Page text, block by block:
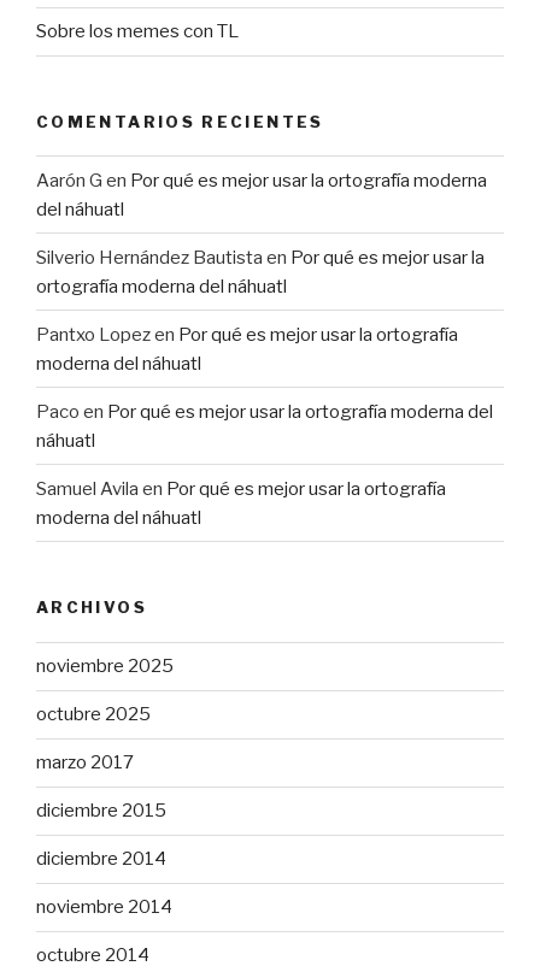
Sobre los memes con TL
COMENTARIOS RECIENTES
Aarón G en Por qué es mejor usar la ortografía moderna
del náhuatl
Silverio Hernández Bautista en Por qué es mejor usar la
ortografía moderna del náhuatl
Pantxo Lopezen Por qué es mejor usar la ortografía
moderna del náhuatl
Paco en Por qué es mejor usar la ortografía moderna del
náhuatl
Samuel Avila en Por qué es mejor usar la ortografía
moderna del náhuatl
ARCHIVOS
noviembre 2025
octubre 2025
marzo 2017
diciembre 2015
diciembre 2014
noviembre 2014
octubre 2014